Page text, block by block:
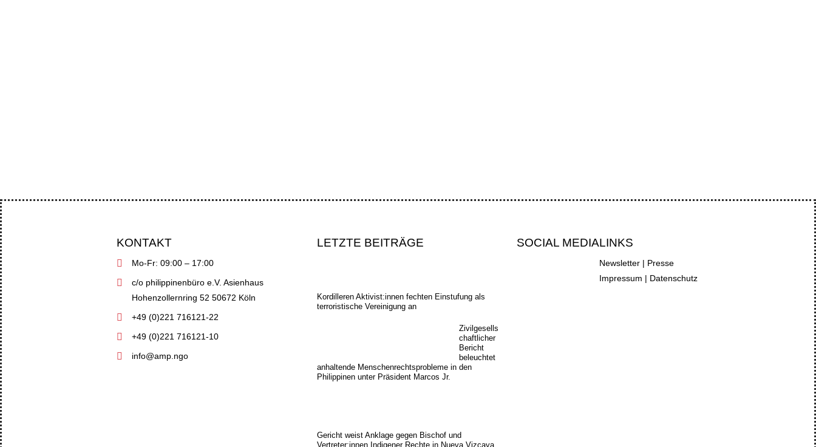
KONTAKT
Mo-Fr: 09:00 – 17:00
c/o philippinenbüro e.V. Asienhaus
Hohenzollernring 52 50672 Köln
+49 (0)221 716121-22
+49 (0)221 716121-10
info@amp.ngo
LETZTE BEITRÄGE
Kordilleren Aktivist:innen fechten Einstufung als
terroristische Vereinigung an
Zivilgesells
chaftlicher
Bericht
beleuchtet
anhaltende Menschenrechtsprobleme in den
Philippinen unter Präsident Marcos Jr.
Gericht weist Anklage gegen Bischof und
Vertreter:innen Indigener Rechte in Nueva Vizcaya
SOCIAL MEDIALINKS
Newsletter | Presse
Impressum | Datenschutz